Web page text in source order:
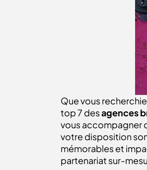
Que vous
top 7 desagences
vous accompagner
votre disposition
mémorables et
partenariat sur-